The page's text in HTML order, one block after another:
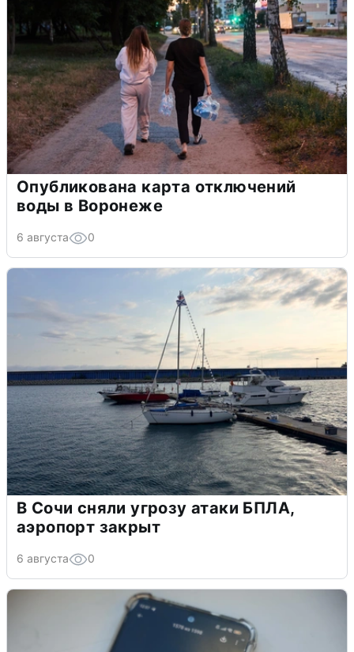
Опубликована карта отключений
воды в Воронеже
6 августа 0
В Сочи сняли угрозу атаки БПЛА,
аэропорт закрыт
6 августа 0